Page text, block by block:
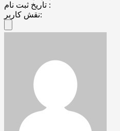
تاریخ ثبت نام :
نقش کاربر: